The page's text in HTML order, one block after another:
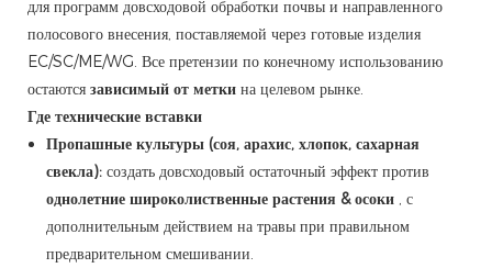
для программ довсходовой обработки почвы и направленного
полосового внесения, поставляемой через готовые изделия
EC/SC/ME/WG. Все претензии по конечному использованию
остаются зависимый от метки на целевом рынке.
Где технические вставки
Пропашные культуры (соя, арахис, хлопок, сахарная
свекла): создать довсходовый остаточный эффект против
однолетние широколиственные растения & осоки , с
дополнительным действием на травы при правильном
предварительном смешивании.